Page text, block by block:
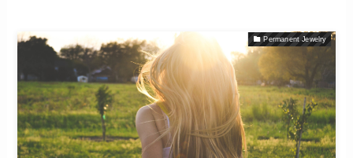
Permanent Jewelry